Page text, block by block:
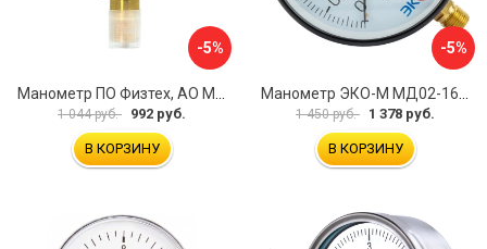
-5%
Манометр ПО Физтех, АО МП3-Уф 4687205178350
1 044 руб. 992 руб.
В КОРЗИНУ
-5%
Манометр ЭКО-М МД02-160-G-1,6МПа
1 450 руб. 1 378 руб.
В КОРЗИНУ